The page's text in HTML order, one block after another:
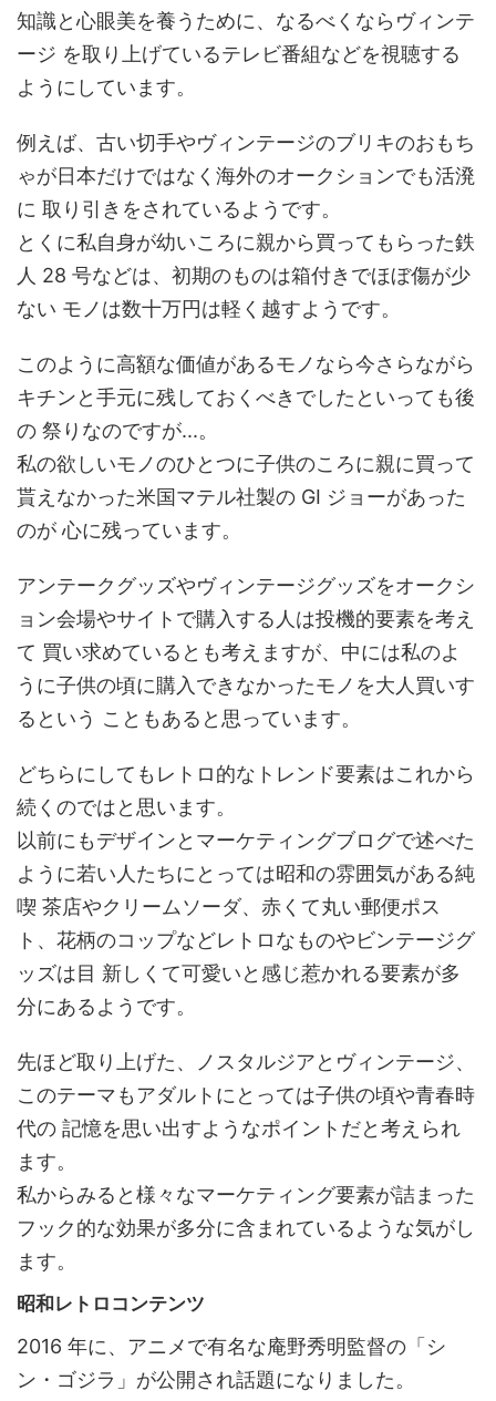
知識と心眼美を養うために、なるべくならヴィンテ
ージ を取り上げているテレビ番組などを視聴する
ようにしています。
例えば、古い切手やヴィンテージのブリキのおもち
ゃが日本だけではなく海外のオークションでも活溌
に 取り引きをされているようです。
とくに私自身が幼いころに親から買ってもらった鉄
人 28 号などは、初期のものは箱付きでほぼ傷が少
ない モノは数十万円は軽く越すようです。
このように高額な価値があるモノなら今さらながら
キチンと手元に残しておくべきでしたといっても後
の 祭りなのですが...。
私の欲しいモノのひとつに子供のころに親に買って
貰えなかった米国マテル社製の GI ジョーがあった
のが 心に残っています。
アンテークグッズやヴィンテージグッズをオークシ
ョン会場やサイトで購入する人は投機的要素を考え
て 買い求めているとも考えますが、中には私のよ
うに子供の頃に購入できなかったモノを大人買いす
るという こともあると思っています。
どちらにしてもレトロ的なトレンド要素はこれから
続くのではと思います。
以前にもデザインとマーケティングブログで述べた
ように若い人たちにとっては昭和の雰囲気がある純
喫 茶店やクリームソーダ、赤くて丸い郵便ポス
ト、花柄のコップなどレトロなものやビンテージグ
ッズは目 新しくて可愛いと感じ惹かれる要素が多
分にあるようです。
先ほど取り上げた、ノスタルジアとヴィンテージ、
このテーマもアダルトにとっては子供の頃や青春時
代の 記憶を思い出すようなポイントだと考えられ
ます。
私からみると様々なマーケティング要素が詰まった
フック的な効果が多分に含まれているような気がし
ます。
昭和レトロコンテンツ
2016 年に、アニメで有名な庵野秀明監督の「シ
ン・ゴジラ」が公開され話題になりました。